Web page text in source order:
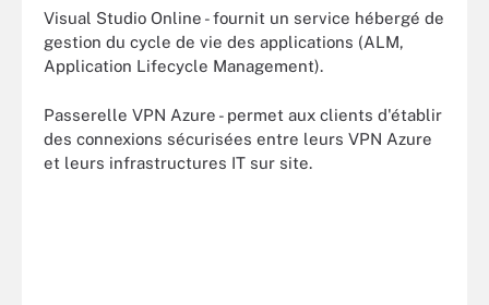
Visual Studio Online - fournit un service hébergé de
gestion du cycle de vie des applications (ALM,
Application Lifecycle Management).
Passerelle VPN Azure - permet aux clients d'établir
des connexions sécurisées entre leurs VPN Azure
et leurs infrastructures IT sur site.